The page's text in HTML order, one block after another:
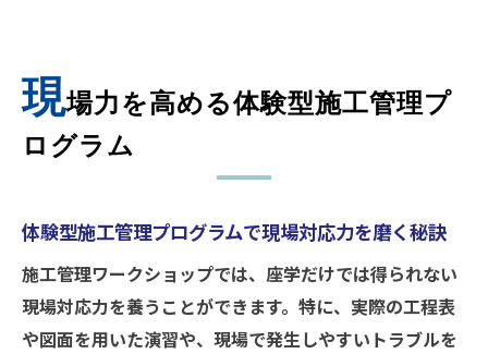
現場力を高める体験型施工管理プ
ログラム
体験型施工管理プログラムで現場対応力を磨く秘訣
施工管理ワークショップでは、座学だけでは得られない
現場対応力を養うことができます。特に、実際の工程表
や図面を用いた演習や、現場で発生しやすいトラブルを